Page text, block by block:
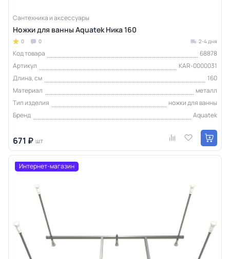
Сантехника и аксессуары
Ножки для ванны Aquatek Ника 160
0 0 2-4 дня
Код товара
68878
Артикул
KAR-0000031
Длина, см
160
Материал
металл
Тип изделия
ножки для ванны
Бренд
Aquatek
671 ₽ шт
Интернет-магазин